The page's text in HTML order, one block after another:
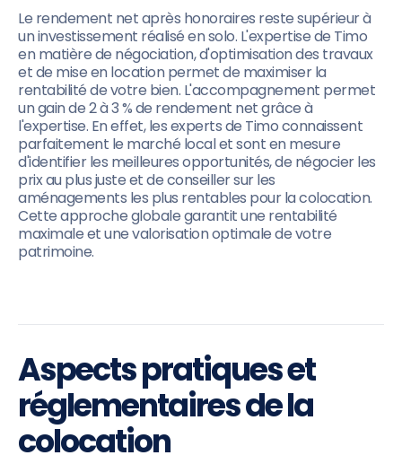
Le rendement net après honoraires reste supérieur à
un investissement réalisé en solo. L'expertise de Timo
en matière de négociation, d'optimisation des travaux
et de mise en location permet de maximiser la
rentabilité de votre bien. L'accompagnement permet
un gain de 2 à 3 % de rendement net grâce à
l'expertise. En effet, les experts de Timo connaissent
parfaitement le marché local et sont en mesure
d'identifier les meilleures opportunités, de négocier les
prix au plus juste et de conseiller sur les
aménagements les plus rentables pour la colocation.
Cette approche globale garantit une rentabilité
maximale et une valorisation optimale de votre
patrimoine.
Aspects pratiques et
réglementaires de la
colocation